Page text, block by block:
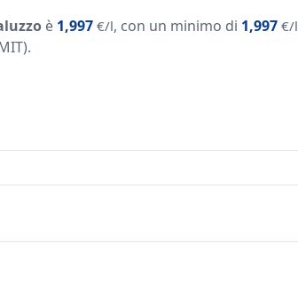
è 1,997 €/l, con un minimo di 1,997 €/l
.